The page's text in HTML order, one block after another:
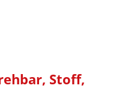
Stoff,